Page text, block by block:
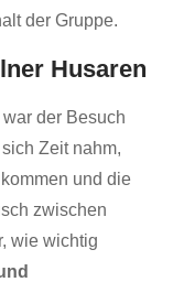
der Gruppe.
Husaren
der Besuch
sich Zeit nahm,
und die
zwischen
wie wichtig